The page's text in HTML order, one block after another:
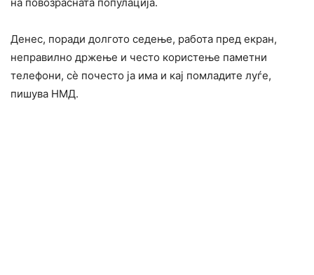
Денес, поради долгото седење, работа пред екран,
неправилно држење и често користење паметни
телефони, сѐ почесто ја има и кај помладите луѓе,
пишува НМД.